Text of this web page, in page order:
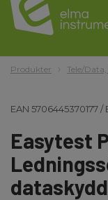
Produkter Tele/
EAN 5706445370177/
Easytest
dataskydd